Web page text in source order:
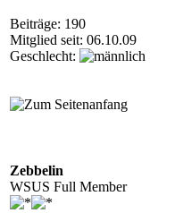
Beiträge: 190
Mitglied seit: 06.10.09
Geschlecht:
Zebbelin
WSUS Full Member